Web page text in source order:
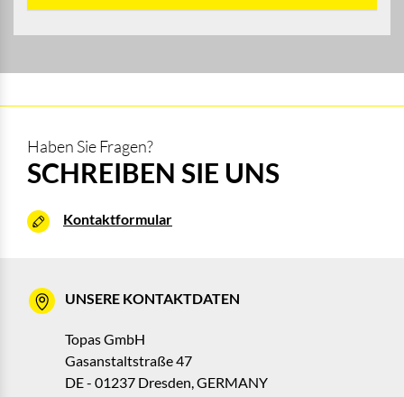
Haben Sie Fragen?
SCHREIBEN SIE UNS
Kontaktformular
UNSERE KONTAKTDATEN
Topas GmbH
Gasanstaltstraße 47
DE - 01237 Dresden, GERMANY